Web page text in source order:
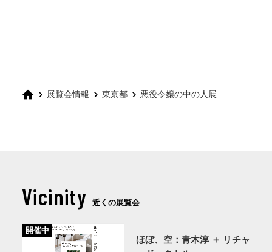
展覧会情報 東京都 悪役令嬢の中の人展
Vicinity 近くの展覧会
開催中
ほぼ、空：⻘⽊淳 ＋ リチャ